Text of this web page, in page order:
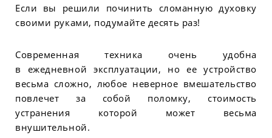
Если вы решили починить сломанную духовку
своими руками, подумайте десять раз!
Современная техника очень удобна
в ежедневной эксплуатации, но ее устройство
весьма сложно, любое неверное вмешательство
повлечет за собой поломку, стоимость
устранения которой может весьма
внушительной.